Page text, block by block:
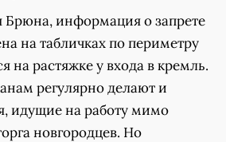
Брюна, информация о запрете
на табличках по периметру
на растяжке у входа в кремль.
регулярно делают и
идущие на работу мимо
новгородцев. Но